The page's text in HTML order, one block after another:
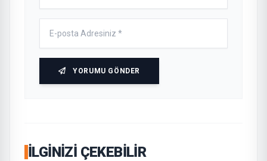
YORUMU GÖNDER
İLGINIZI ÇEKEBILIR